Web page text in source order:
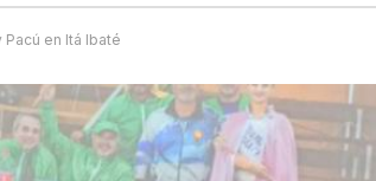
en Itá Ibaté